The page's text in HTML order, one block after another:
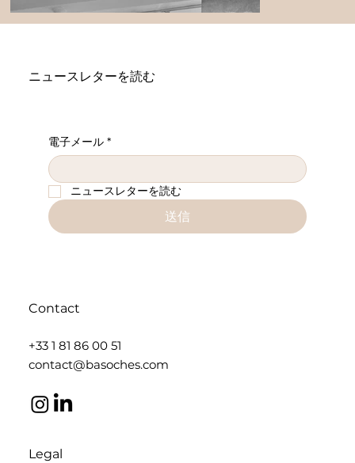
ニュースレターを読む
電子メール *
ニュースレターを読む
送信
Contact
+33 1 81 86 00 51
contact@basoches.com
Legal